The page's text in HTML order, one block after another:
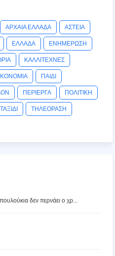
ΑΡΧΑΙΑ ΕΛΛΑΔΑ ΑΣΤΕΙΑ
ΕΛΛΑΔΑ ΕΝΗΜΕΡΩΣΗ
ΚΑΛΛΙΤΕΧΝΕΣ
ΠΑΙΔΙ
ΠΕΡΙΕΡΓΑ ΠΟΛΙΤΙΚΗ
ΤΑΞΙΔΙ ΤΗΛΕΟΡΑΣΗ
δεν περνάει ο χρ...